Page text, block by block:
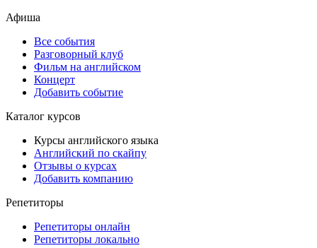
Афиша
Все события
Разговорный клуб
Фильм на английском
Концерт
Добавить событие
Каталог курсов
Курсы английского языка
Английский по скайпу
Отзывы о курсах
Добавить компанию
Репетиторы
Репетиторы онлайн
Репетиторы локально